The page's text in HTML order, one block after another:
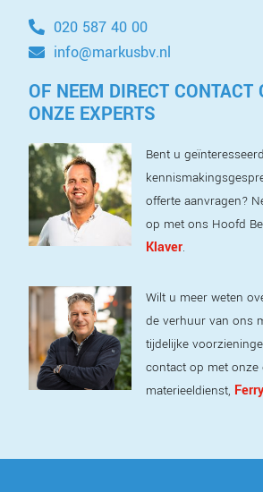
020 587 40 00
info@markusbv.nl
OF NEEM DIRECT CONTACT
ONZE EXPERTS
Bent u
offerte aanvragen?
op met ons Hoofd
Klaver.
Wilt u meer weten
de verhuur van ons
tijdelijke
contact op met
materieeldienst,